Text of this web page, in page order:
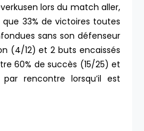
lors du match aller,
33% de victoires toutes
sans son défenseur
(4/12) et 2 buts encaissés
60% de succès (15/25) et
rencontre lorsqu’il est